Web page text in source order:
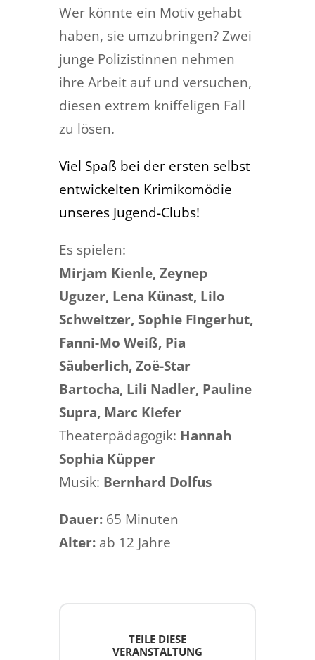
Wer könnte ein Motiv gehabt
haben, sie umzubringen? Zwei
junge Polizistinnen nehmen
ihre Arbeit auf und versuchen,
diesen extrem kniffeligen Fall
zu lösen.
Viel Spaß bei der ersten selbst
entwickelten Krimikomödie
unseres Jugend-Clubs!
Es spielen:
Mirjam Kienle, Zeynep
Uguzer, Lena Künast, Lilo
Schweitzer, Sophie Fingerhut,
Fanni-Mo Weiß, Pia
Säuberlich, Zoë-Star
Bartocha, Lili Nadler, Pauline
Supra, Marc Kiefer
Theaterpädagogik: Hannah
Sophia Küpper
Musik: Bernhard Dolfus
Dauer: 65 Minuten
Alter: ab 12 Jahre
TEILE DIESE
VERANSTALTUNG